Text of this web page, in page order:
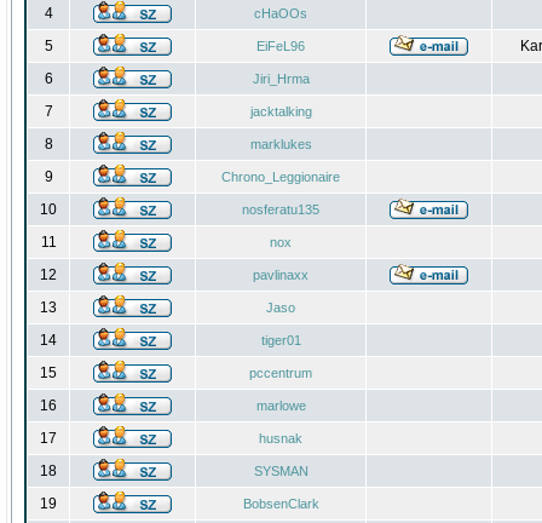
4 cHaOOs
5 EiFeL96
6
Jiri_Hrma
7 jacktalking
8 marklukes
9 Chrono_Leggionaire
10 nosferatu135
11 nox
12 pavlinaxx
13 Jaso
14 tiger01
15 pccentrum
16 marlowe
17 husnak
18 SYSMAN
19 BobsenClark